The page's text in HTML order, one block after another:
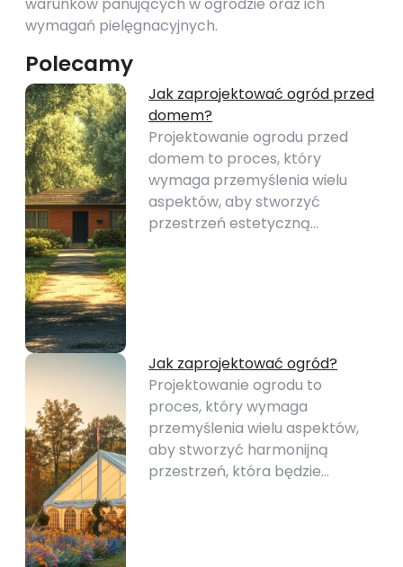
wymagań pielęgnacyjnych.
Polecamy
Jak zaprojektować ogród przed
domem?
Projektowanie ogrodu przed
domem to proces, który
wymaga przemyślenia wielu
aspektów, aby stworzyć
przestrzeń estetyczną…
Jak zaprojektować ogród?
Projektowanie ogrodu to
proces, który wymaga
przemyślenia wielu aspektów,
aby stworzyć harmonijną
przestrzeń, która będzie…